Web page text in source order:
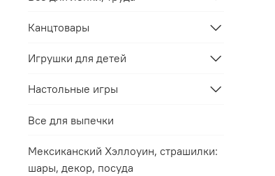
Канцтовары
Игрушки для детей
Настольные игры
Все для выпечки
Мексиканский Хэллоуин, страшилки:
шары, декор, посуда